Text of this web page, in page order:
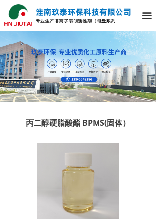
끀
丙二醇硬脂酸酯 BPMS(固体）